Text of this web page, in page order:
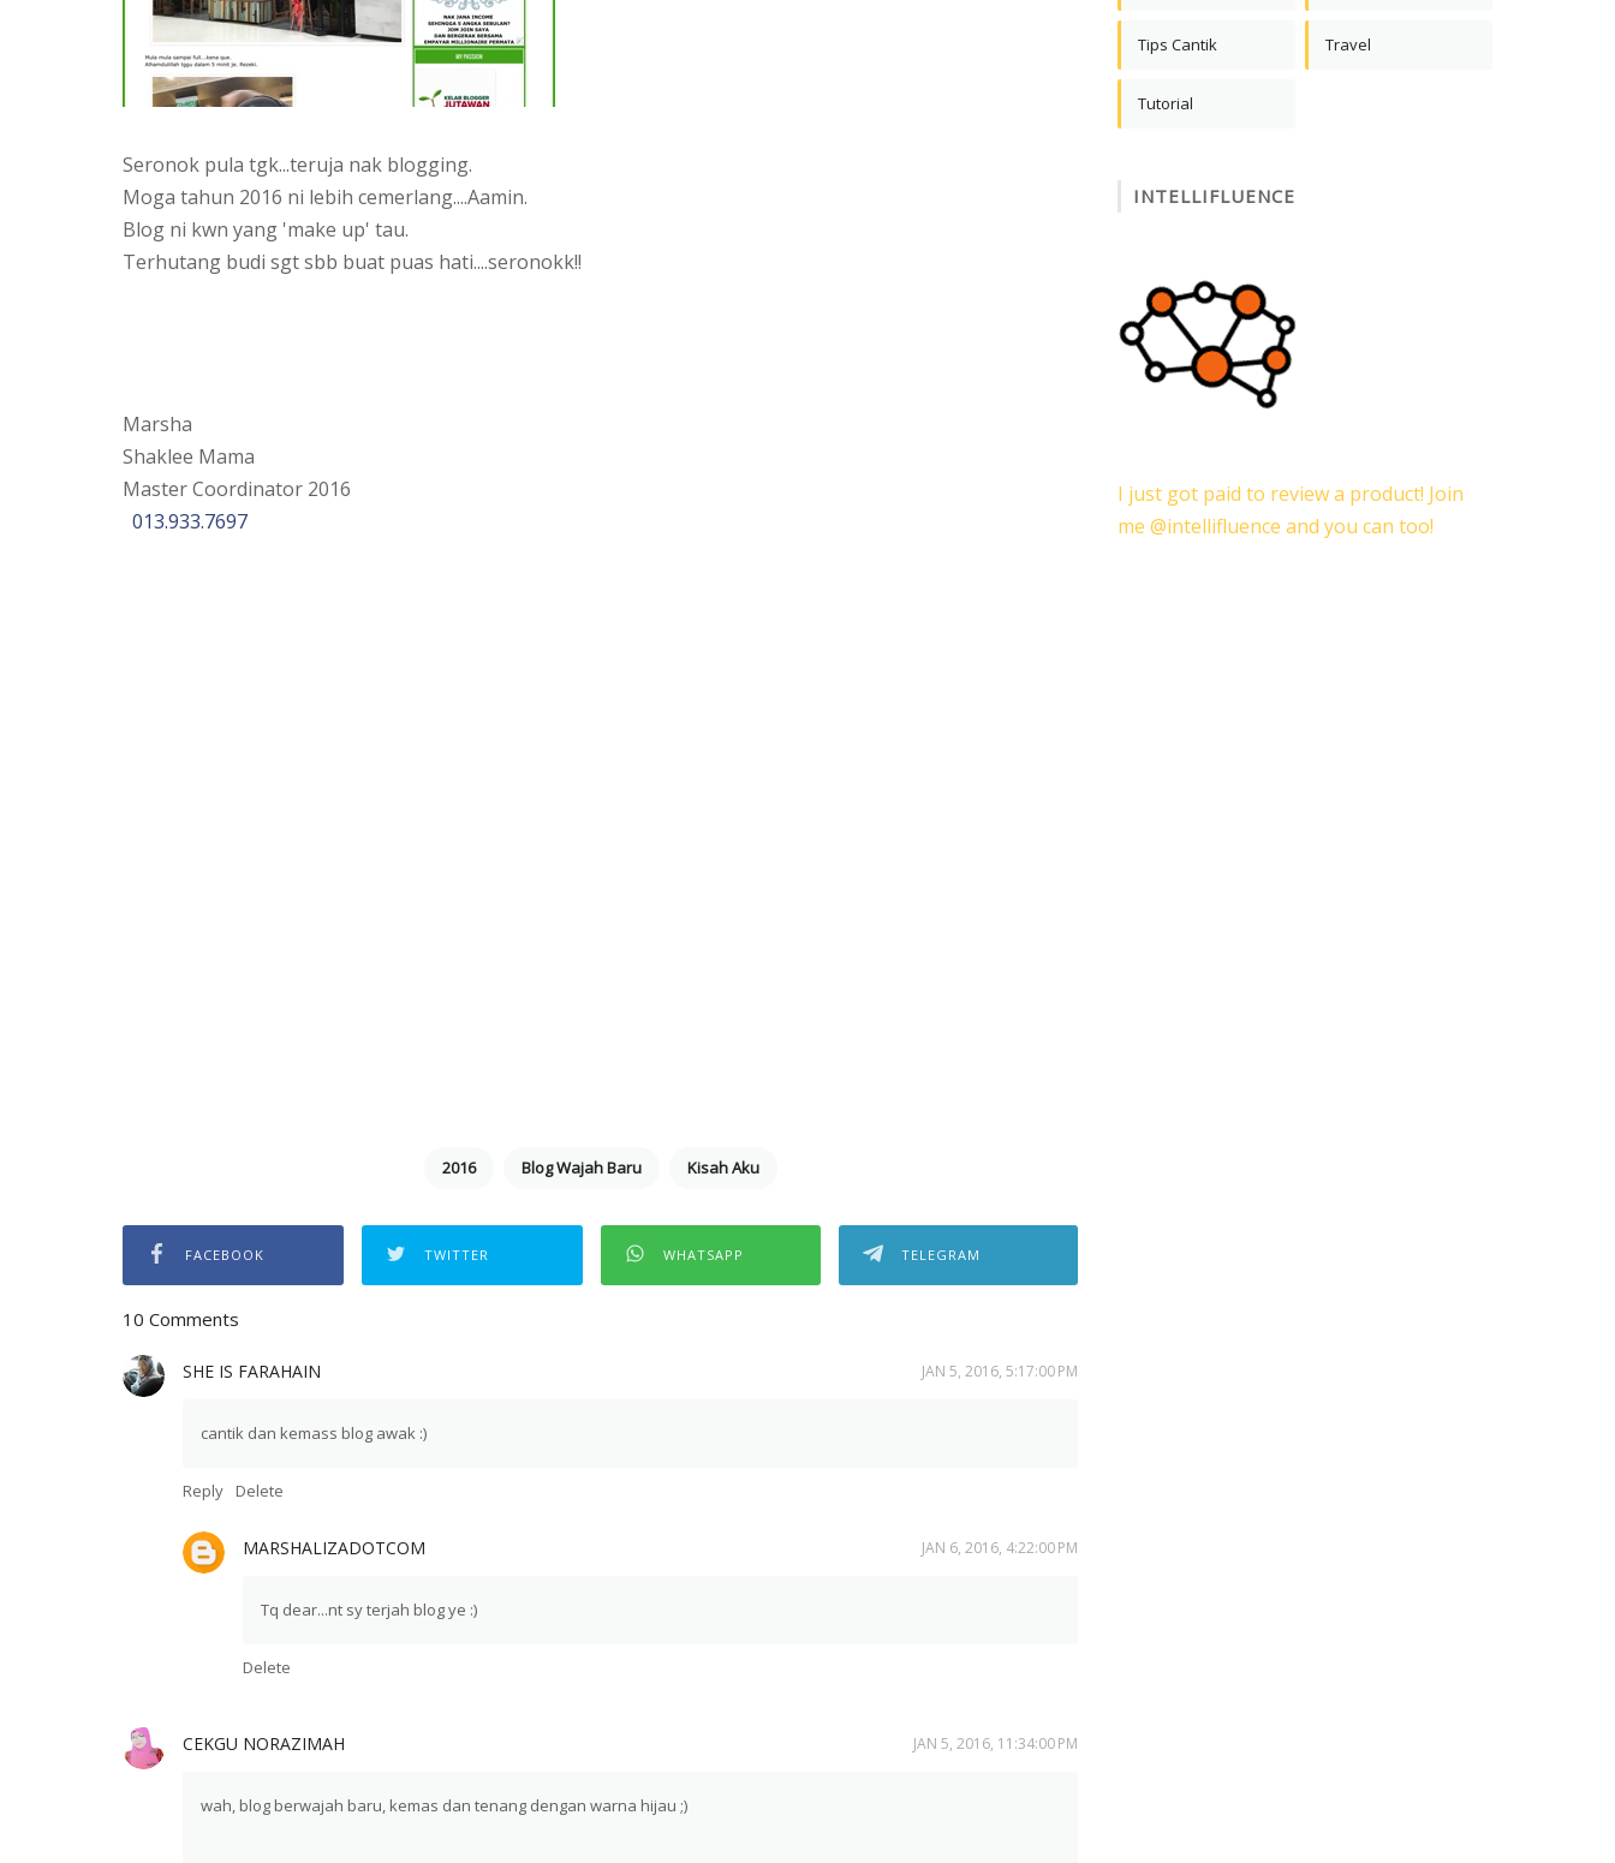
Seronok pula tgk...teruja nak blogging.
Moga tahun 2016 ni lebih cemerlang....Aamin.
Blog ni kwn yang 'make up' tau.
Terhutang budi sgt sbb buat puas hati....seronokk!!
Marsha
Shaklee Mama
Master Coordinator 2016
013.933.7697
2016 Blog Wajah Baru Kisah Aku
FACEBOOK TWITTER WHATSAPP TELEGRAM
10 Comments
SHE IS FARAHAIN JAN 5, 2016, 5:17:00 PM
cantik dan kemass blog awak :)
Reply Delete
MARSHALIZADOTCOM JAN 6, 2016, 4:22:00 PM
Tq dear...nt sy terjah blog ye :)
Delete
CEKGU NORAZIMAH JAN 5, 2016, 11:34:00 PM
wah, blog berwajah baru, kemas dan tenang dengan warna hijau ;)
Tips Cantik Travel
Tutorial
INTELLIFLUENCE
I just got paid to review a product! Join
me @intellifluence and you can too!